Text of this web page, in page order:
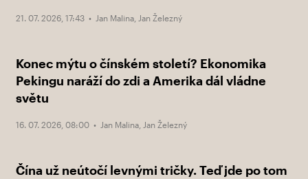
21. 07. 2026, 17:43 • Jan Malina Jan Železný
Konec mýtu o čínském století? Ekonomika
Pekingu naráží do zdi a Amerika dál vládne
světu
16. 07. 2026, 08:00 • Jan Malina Jan Železný
Čína už neútočí levnými tričky. Teď jde po tom